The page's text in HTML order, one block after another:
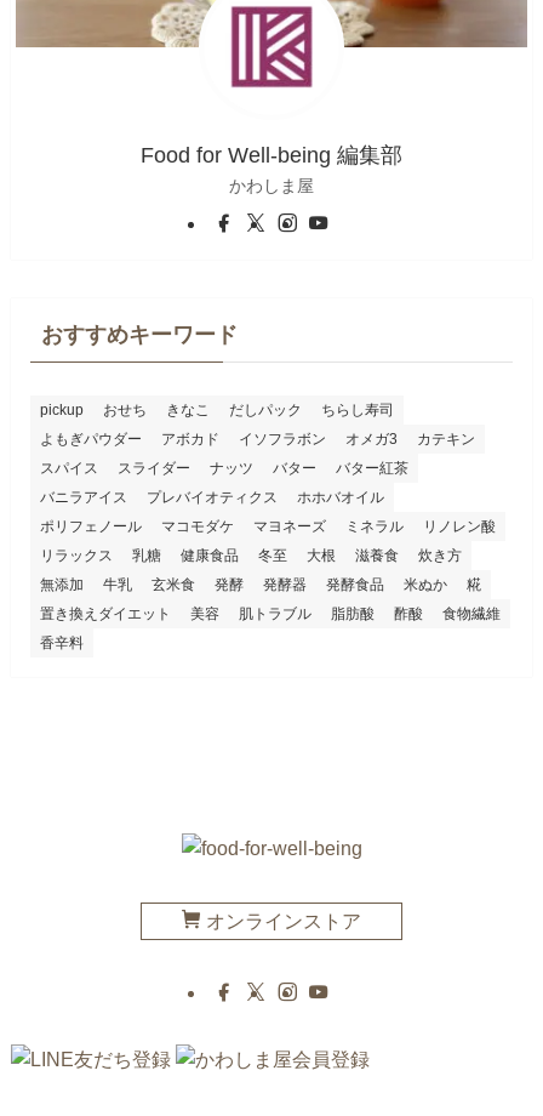
Food for Well-being 編集部
かわしま屋
おすすめキーワード
pickup おせち きなこ だしパック
ちらし寿司
よもぎパウダー
アボカド イソフラボン オメガ3
カテキン
スパイス
スライダー ナッツ バター
バター紅茶
バニラアイス
プレバイオティクス
ホホバオイル
ポリフェノール
マコモダケ マヨネーズ ミネラル
リノレン酸
リラックス
乳糖 健康食品 冬至 大根 滋養食
炊き方
無添加
牛乳 玄米食 発酵 発酵器 発酵食品 米ぬか
糀
置き換えダイエット
美容 肌トラブル 脂肪酸 酢酸
食物繊維
香辛料
オンラインストア